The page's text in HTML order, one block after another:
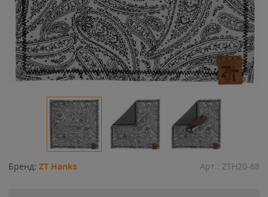
Бренд: ZT Hanks Арт.: ZTH20-68